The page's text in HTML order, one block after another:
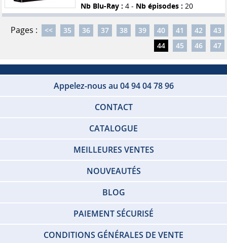
Nb Blu-Ray : 4 - Nb épisodes : 20
Pages : << 35 36 37 38 39 40 41 42
43
44
45 46 47
Appelez-nous au 04 94 04 78 96
CONTACT
CATALOGUE
MEILLEURES VENTES
NOUVEAUTÉS
BLOG
PAIEMENT SÉCURISÉ
CONDITIONS GÉNÉRALES DE VENTE